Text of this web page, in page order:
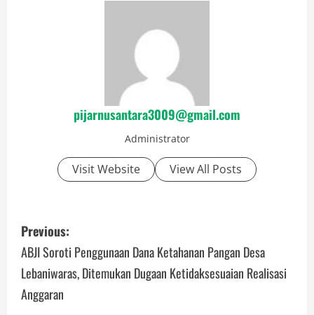
pijarnusantara3009@gmail.com
Administrator
Visit Website View All Posts
P
o
s
Previous:
ABJI Soroti Penggunaan Dana Ketahanan Pangan Desa
Lebaniwaras, Ditemukan Dugaan Ketidaksesuaian Realisasi
Anggaran